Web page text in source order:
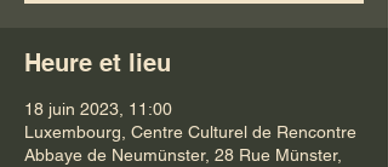
Heure et lieu
18 juin 2023, 11:00
Luxembourg, Centre Culturel de Rencontre
Abbaye de Neumünster, 28 Rue Münster,